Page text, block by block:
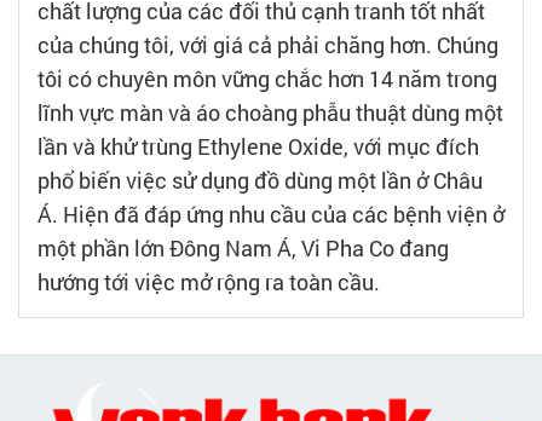
chất lượng của các đối thủ cạnh tranh tốt nhất
của chúng tôi, với giá cả phải chăng hơn. Chúng
tôi có chuyên môn vững chắc hơn 14 năm trong
lĩnh vực màn và áo choàng phẫu thuật dùng một
lần và khử trùng Ethylene Oxide, với mục đích
phổ biến việc sử dụng đồ dùng một lần ở Châu
Á. Hiện đã đáp ứng nhu cầu của các bệnh viện ở
một phần lớn Đông Nam Á, Vi Pha Co đang
hướng tới việc mở rộng ra toàn cầu.